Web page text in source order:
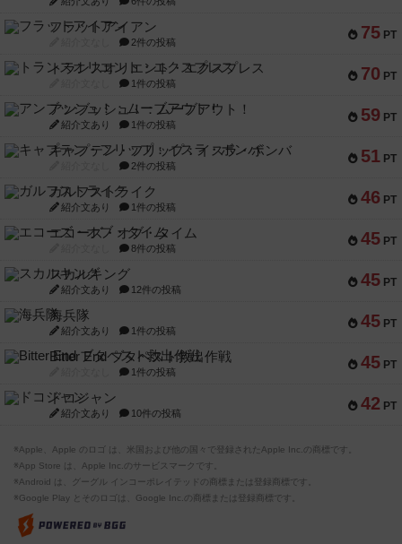
75 PT
フラットアイアン
2件の投稿
70 PT
トランスオリエント・エクスプレス
1件の投稿
59 PT
アンブッシュ！：ムーブアウト！
紹介文あり 1件の投稿
51 PT
キャプテン・フリップ：イスラ・ボンバ
2件の投稿
46 PT
ガルフストライク
紹介文あり 1件の投稿
45 PT
エコーズ・オブ・タイム
8件の投稿
45 PT
スカルキング
紹介文あり 12件の投稿
45 PT
海兵隊
紹介文あり 1件の投稿
45 PT
Bitter End ブタペスト救出作戦
1件の投稿
42 PT
ドコジャン
紹介文あり 10件の投稿
※Apple、Apple のロゴ は、米国および他の国々で登録されたApple Inc.の商標です。
※App Store は、Apple Inc.のサービスマークです。
※Android は、グーグル インコーポレイテッドの商標または登録商標です。
※Google Play とそのロゴは、Google Inc.の商標または登録商標です。